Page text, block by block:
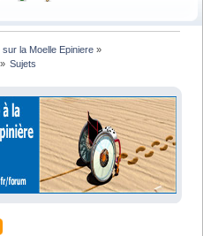
la Moelle Epiniere »
» Sujets